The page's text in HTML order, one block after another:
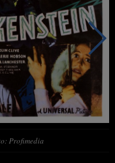
Profimedia